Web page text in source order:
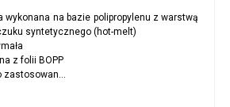
wykonana na bazie polipropylenu z warstwą
syntetycznego (hot-melt)
z folii BOPP